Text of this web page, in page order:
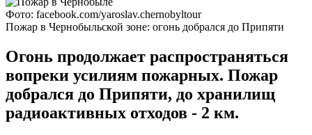
Фото: facebook.com/yaroslav.chernobyltour
Пожар в Чернобыльской зоне: огонь добрался до Припяти
Огонь продолжает распространяться
вопреки усилиям пожарных. Пожар
добрался до Припяти, до хранилищ
радиоактивных отходов - 2 км.